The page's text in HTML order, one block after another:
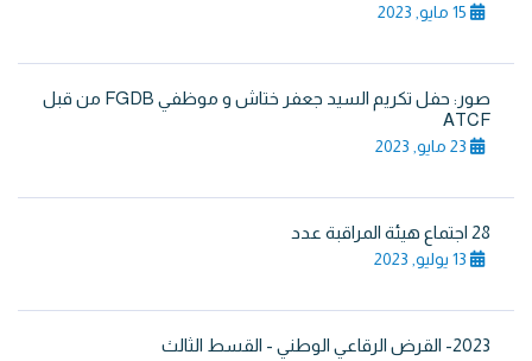
15 مايو, 2023
صور: حفل تكريم السيد جعفر ختاش و موظفي FGDB من قبل
ATCF
23 مايو, 2023
13 يوليو, 2023
2023- القرض الرقاعي الوطني - القسط الثالث